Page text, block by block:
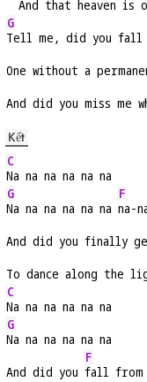
And that heaven is
G
Tell me, did you fall
One without a
And did you miss me
Kết
C
Na na na na na na
G
Na na na na na na
F
na-
And did you finally
To dance along the
C
Na na na na na na
G
Na na na na na na
And did you
F
fall from